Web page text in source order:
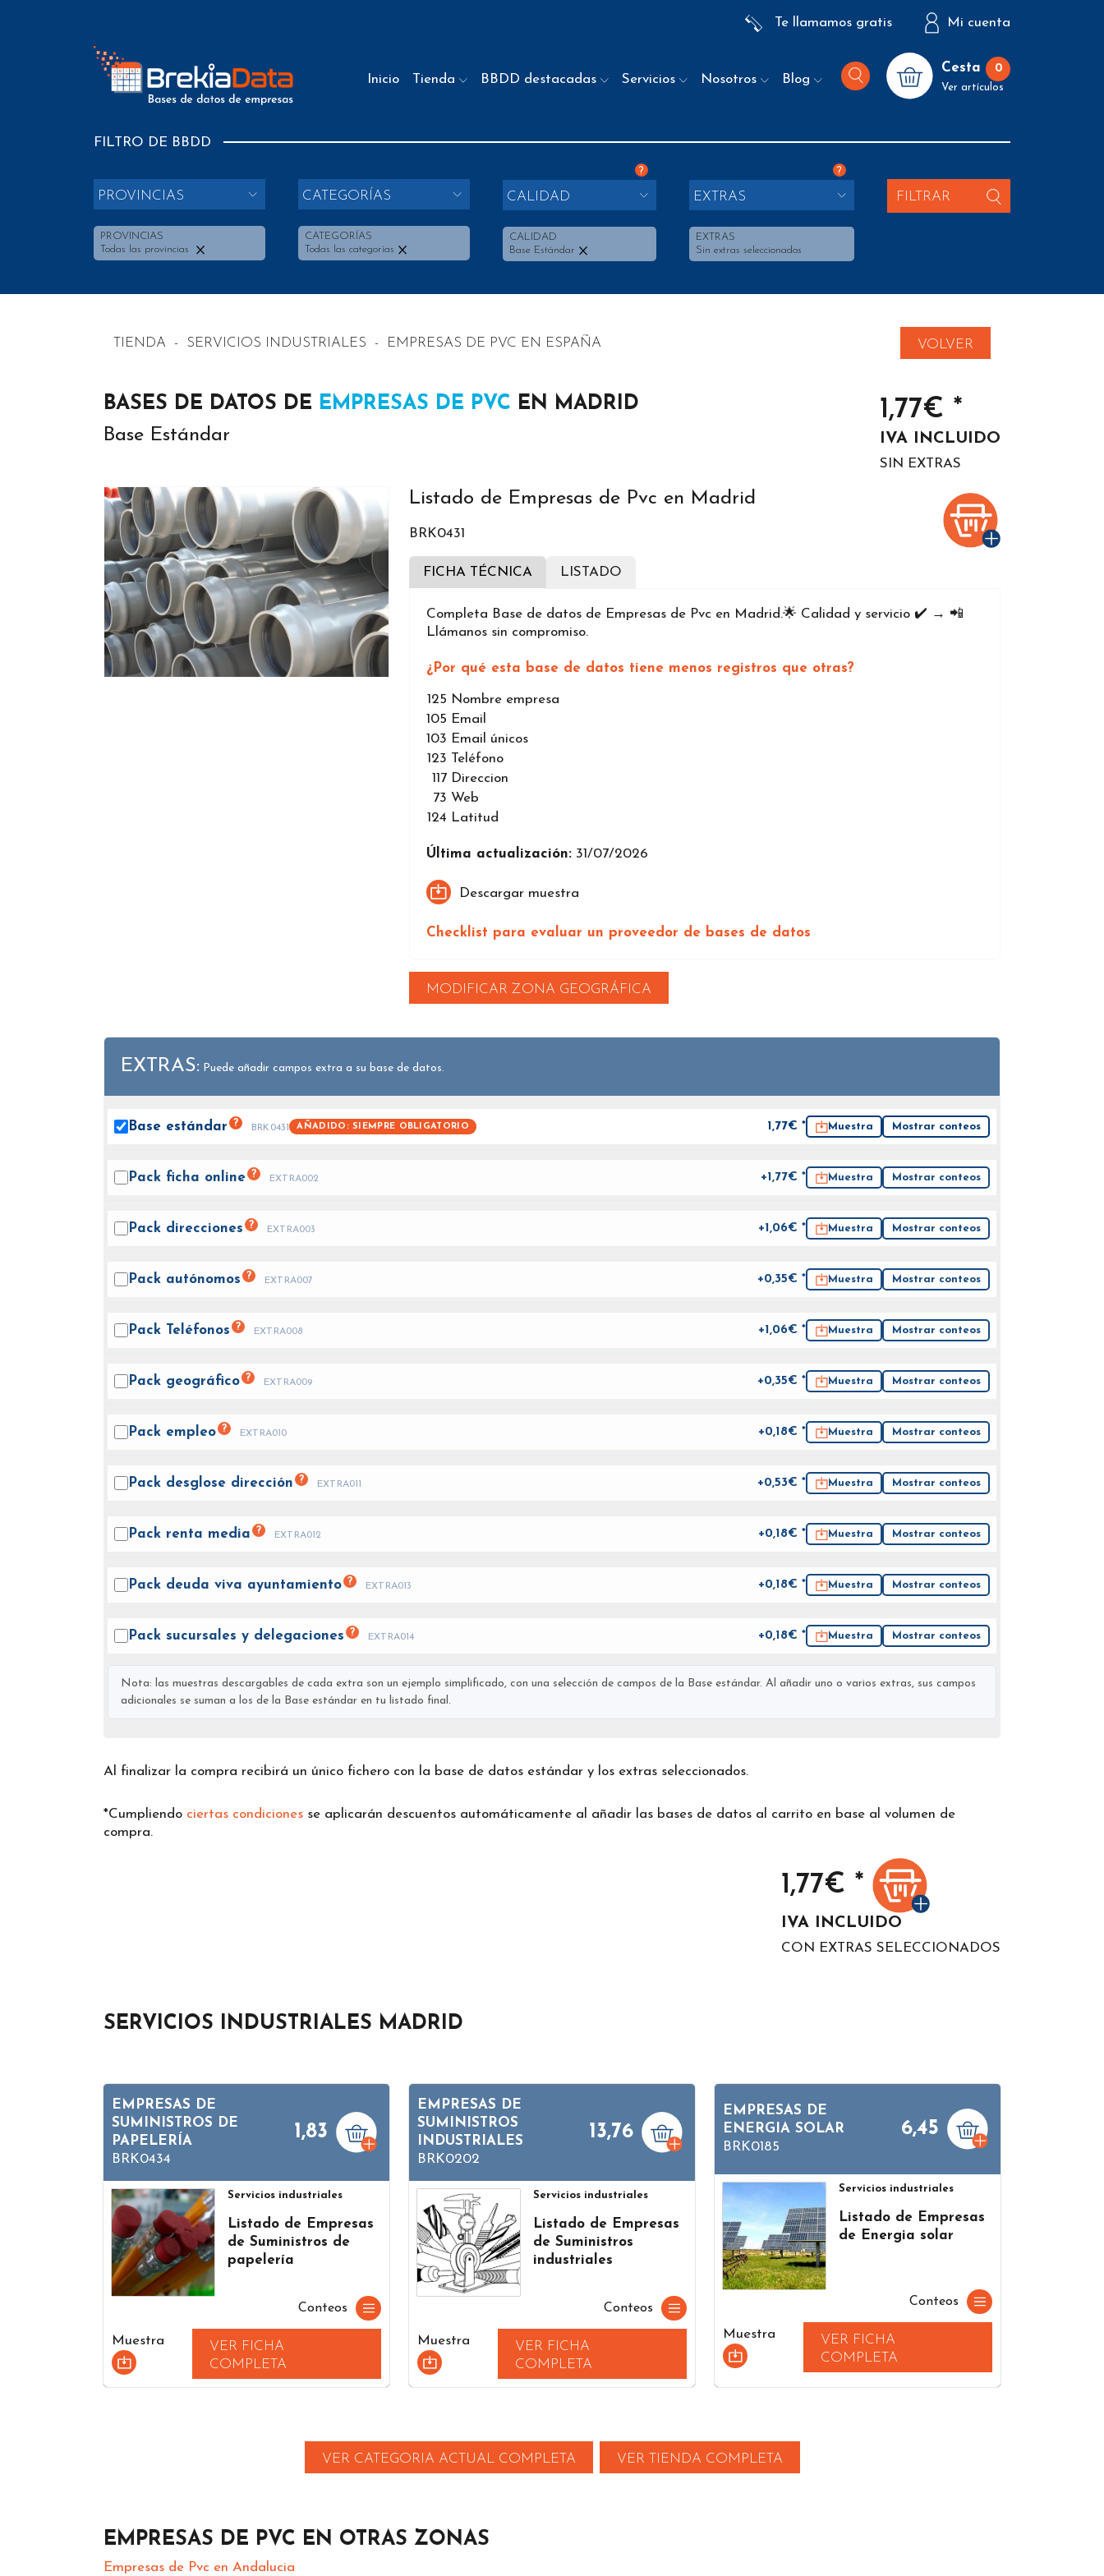
Te llamamos gratis Mi cuenta
Inicio Tienda BBDD destacadas Servicios Nosotros Blog
Cesta 0
Ver artículos
FILTRO DE BBDD
PROVINCIAS
PROVINCIAS
Todas las provincias
CATEGORÍAS
CATEGORÍAS
Todas las categorías
?
CALIDAD
CALIDAD
Base Estándar
?
EXTRAS
EXTRAS
Sin extras seleccionados
FILTRAR
TIENDA - SERVICIOS INDUSTRIALES - EMPRESAS DE PVC EN ESPAÑA VOLVER
BASES DE DATOS DE EMPRESAS DE PVC EN MADRID
Base Estándar
1,77€ *
IVA INCLUIDO
SIN EXTRAS
Listado de Empresas de Pvc en Madrid
BRK0431
FICHA TÉCNICA LISTADO
Completa Base de datos de Empresas de Pvc en Madrid.🌟 Calidad y servicio ✔️ → 📲
Llámanos sin compromiso.
¿Por qué esta base de datos tiene menos registros que otras?
125 Nombre empresa
105 Email
103 Email únicos
123 Teléfono
117 Direccion
73 Web
124 Latitud
Última actualización: 31/07/2026
Descargar muestra
Checklist para evaluar un proveedor de bases de datos
MODIFICAR ZONA GEOGRÁFICA
EXTRAS: Puede añadir campos extra a su base de datos.
Base estándar ? BRK0431 AÑADIDO: SIEMPRE OBLIGATORIO 1,77€ * Muestra Mostrar conteos
Pack ficha online ? EXTRA002 +1,77€ * Muestra Mostrar conteos
Pack direcciones ? EXTRA003 +1,06€ * Muestra Mostrar conteos
Pack autónomos ? EXTRA007 +0,35€ * Muestra Mostrar conteos
Pack Teléfonos ? EXTRA008 +1,06€ * Muestra Mostrar conteos
Pack geográfico ? EXTRA009 +0,35€ * Muestra Mostrar conteos
Pack empleo ? EXTRA010 +0,18€ * Muestra Mostrar conteos
Pack desglose dirección ? EXTRA011 +0,53€ * Muestra Mostrar conteos
Pack renta media ? EXTRA012 +0,18€ * Muestra Mostrar conteos
Pack deuda viva ayuntamiento ? EXTRA013 +0,18€ * Muestra Mostrar conteos
Pack sucursales y delegaciones ? EXTRA014 +0,18€ * Muestra Mostrar conteos
Nota: las muestras descargables de cada extra son un ejemplo simplificado, con una selección de campos de la Base estándar. Al añadir uno o varios extras, sus campos
adicionales se suman a los de la Base estándar en tu listado final.
Al finalizar la compra recibirá un único fichero con la base de datos estándar y los extras seleccionados.
*Cumpliendo ciertas condiciones se aplicarán descuentos automáticamente al añadir las bases de datos al carrito en base al volumen de
compra.
1,77€ *
IVA INCLUIDO
CON EXTRAS SELECCIONADOS
SERVICIOS INDUSTRIALES MADRID
EMPRESAS DE
SUMINISTROS DE
PAPELERÍA
BRK0434
1,83
Servicios industriales
Listado de Empresas
de Suministros de
papelería
Conteos
Muestra
VER FICHA
COMPLETA
EMPRESAS DE
SUMINISTROS
INDUSTRIALES
BRK0202
13,76
Servicios industriales
Listado de Empresas
de Suministros
industriales
Conteos
Muestra
VER FICHA
COMPLETA
EMPRESAS DE
ENERGIA SOLAR
BRK0185
6,45
Servicios industriales
Listado de Empresas
de Energia solar
Conteos
Muestra
VER FICHA
COMPLETA
VER CATEGORIA ACTUAL COMPLETA VER TIENDA COMPLETA
EMPRESAS DE PVC EN OTRAS ZONAS
Empresas de Pvc en Andalucia